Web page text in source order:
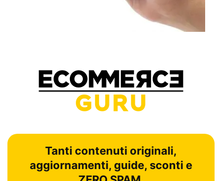
Tanti contenuti originali,
aggiornamenti, guide, sconti e